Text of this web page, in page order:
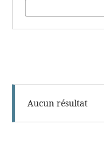
Aucun résultat